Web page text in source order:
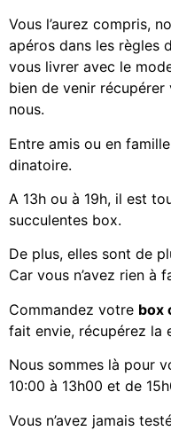
Vous l’aurez compris,
apéros dans les règles
vous livrer avec le
bien de venir
nous.
Entre amis ou en
dinatoire.
A 13h ou à 19h, il est
succulentes box.
De plus, elles sont de
Car vous n’avez rien à
Commandez votre box
fait envie, récupérez la
Nous sommes là pour
10:00 à 13h00 et de
Vous n’avez jamais